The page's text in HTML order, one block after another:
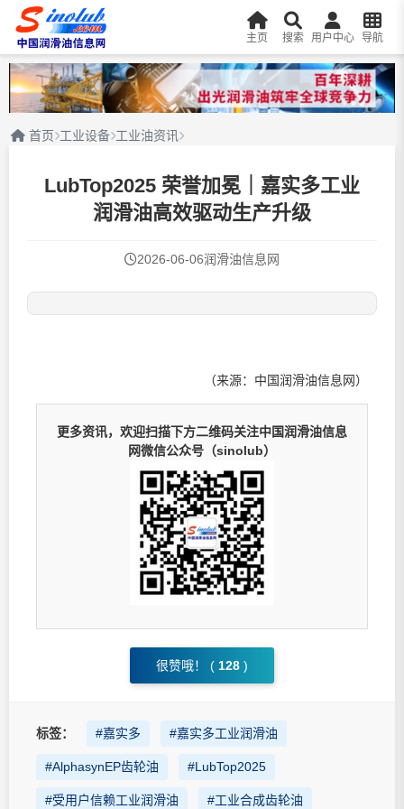
主页 搜索 用户中心 导航
首页 工业设备 工业油资讯
LubTop2025 荣誉加冕｜嘉实多工业
润滑油高效驱动生产升级
2026-06-06润滑油信息网
（来源：中国润滑油信息网）
更多资讯，欢迎扫描下方二维码关注中国润滑油信息
网微信公众号（sinolub）
很赞哦！ ( 128 )
标签： #嘉实多 #嘉实多工业润滑油
#AlphasynEP齿轮油 #LubTop2025
#受用户信赖工业润滑油 #工业合成齿轮油